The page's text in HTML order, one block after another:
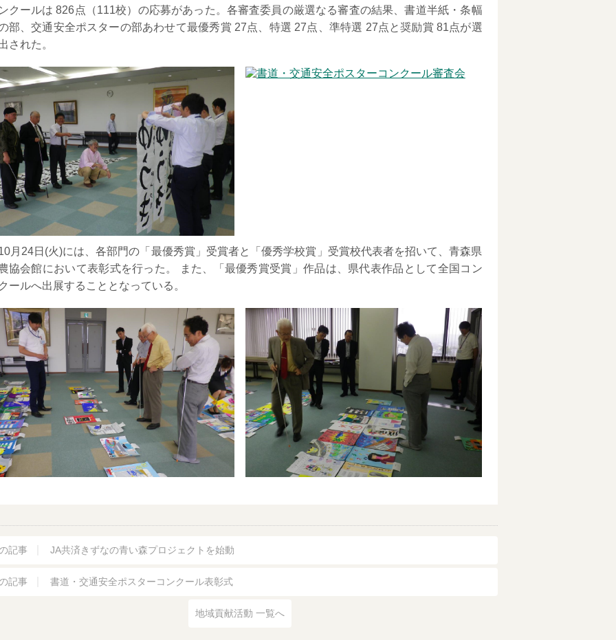
クールは 826点（111校）の応募があった。各審査委員の厳選なる審査の結果、書道半紙・条幅
部、交通安全ポスターの部あわせて最優秀賞 27点、特選 27点、準特選 27点と奨励賞 81点が選
された。
月24日(火)には、各部門の「最優秀賞」受賞者と「優秀学校賞」受賞校代表者を招いて、青森県
協会館において表彰式を行った。 また、「最優秀賞受賞」作品は、県代表作品として全国コン
ールへ出展することとなっている。
記事 JA共済きずなの青い森プロジェクトを始動
記事 書道・交通安全ポスターコンクール表彰式
地域貢献活動 一覧へ